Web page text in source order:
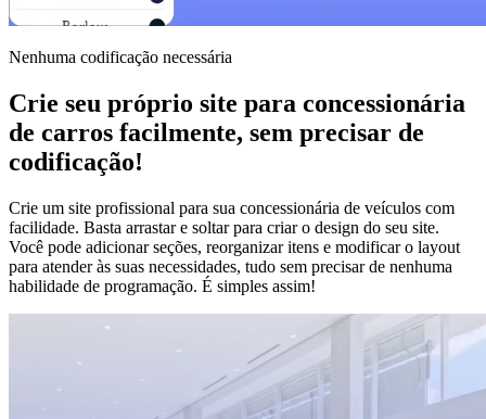
Nenhuma codificação necessária
Crie seu próprio site para concessionária
de carros facilmente, sem precisar de
codificação!
Crie um site profissional para sua concessionária de veículos com
facilidade. Basta arrastar e soltar para criar o design do seu site.
Você pode adicionar seções, reorganizar itens e modificar o layout
para atender às suas necessidades, tudo sem precisar de nenhuma
habilidade de programação. É simples assim!